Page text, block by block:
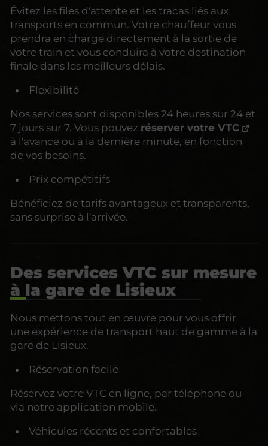
Évitez les files d'attente et les tracas liés aux
transports en commun. Votre chauffeur vous
prendra en charge directement à la sortie de
votre train et vous conduira à votre destination
finale dans les meilleurs délais.
Flexibilité
Nos services sont disponibles 24 heures sur 24 et
7 jours sur 7. Vous pouvez réserver votre VTC
à l'avance ou à la dernière minute, en fonction
de vos besoins.
Prix compétitifs
Bénéficiez de tarifs avantageux et transparents,
sans surprise à l'arrivée.
Des services VTC sur mesure
à la gare de Lisieux
Nous mettons tout en œuvre pour vous offrir
une expérience de transport haut de gamme à la
gare de Lisieux.
Réservation facile
Réservez votre VTC en ligne, par téléphone ou
via notre application mobile.
Véhicules récents et confortables